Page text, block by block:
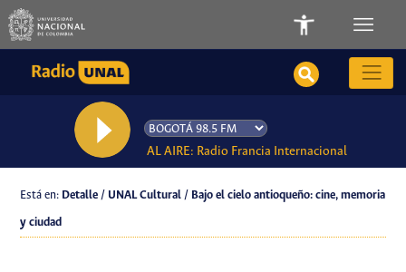
AL AIRE: Radio Francia Internacional
Está en: Detalle / UNAL Cultural / Bajo el cielo antioqueño: cine, memoria
y ciudad